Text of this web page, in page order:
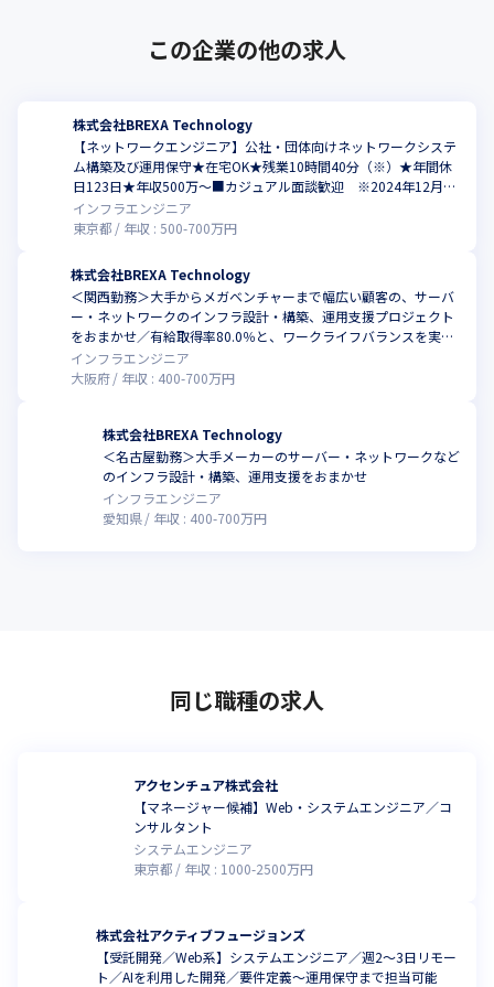
この企業の他の求人
株式会社BREXA Technology
【ネットワークエンジニア】公社・団体向けネットワークシステ
ム構築及び運用保守★在宅OK★残業10時間40分（※）★年間休
日123日★年収500万～■カジュアル面談歓迎 ※2024年12月時
点
インフラエンジニア
東京都
年収 : 500-700万円
株式会社BREXA Technology
＜関西勤務＞大手からメガベンチャーまで幅広い顧客の、サーバ
ー・ネットワークのインフラ設計・構築、運用支援プロジェクト
をおまかせ／有給取得率80.0％と、ワークライフバランスを実現
しやすい環境
インフラエンジニア
大阪府
年収 : 400-700万円
株式会社BREXA Technology
＜名古屋勤務＞⼤⼿メーカーのサーバー・ネットワークなど
のインフラ設計・構築、運用支援をおまかせ
インフラエンジニア
愛知県
年収 : 400-700万円
同じ職種の求人
アクセンチュア株式会社
【マネージャー候補】Web・システムエンジニア／コ
ンサルタント
システムエンジニア
東京都
年収 : 1000-2500万円
株式会社アクティブフュージョンズ
【受託開発／Web系】システムエンジニア／週2～3日リモー
ト／AIを利用した開発／要件定義～運用保守まで担当可能